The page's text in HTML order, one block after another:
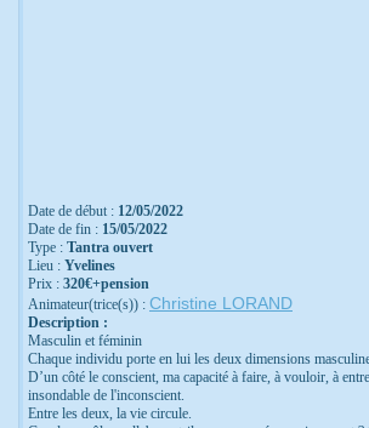
Date de début : 12/05/2022
Date de fin : 15/05/2022
Type : Tantra ouvert
Lieu : Yvelines
Prix : 320€+pension
Animateur(trice(s)) : Christine LORAND
Description :
Masculin et féminin
Chaque individu porte en lui les deux dimensions
D’un côté le conscient, ma capacité à faire, à vouloir, à
insondable de l'inconscient.
Entre les deux, la vie circule.